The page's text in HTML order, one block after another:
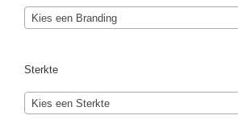
Kies een Branding
Sterkte
Kies een Sterkte